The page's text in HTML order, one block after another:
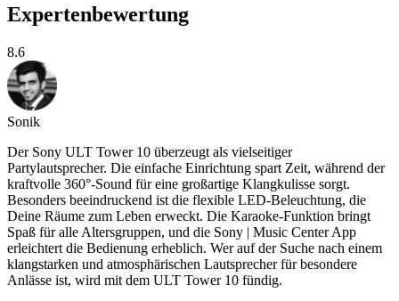
Expertenbewertung
8.6
Sonik
Der Sony ULT Tower 10 überzeugt als vielseitiger
Partylautsprecher. Die einfache Einrichtung spart Zeit, während der
kraftvolle 360°-Sound für eine großartige Klangkulisse sorgt.
Besonders beeindruckend ist die flexible LED-Beleuchtung, die
Deine Räume zum Leben erweckt. Die Karaoke-Funktion bringt
Spaß für alle Altersgruppen, und die Sony | Music Center App
erleichtert die Bedienung erheblich. Wer auf der Suche nach einem
klangstarken und atmosphärischen Lautsprecher für besondere
Anlässe ist, wird mit dem ULT Tower 10 fündig.